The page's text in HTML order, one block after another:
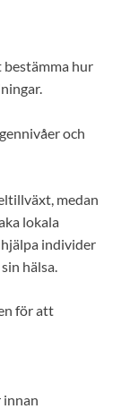
hur
och
medan
lokala
individer
hälsa.
för att